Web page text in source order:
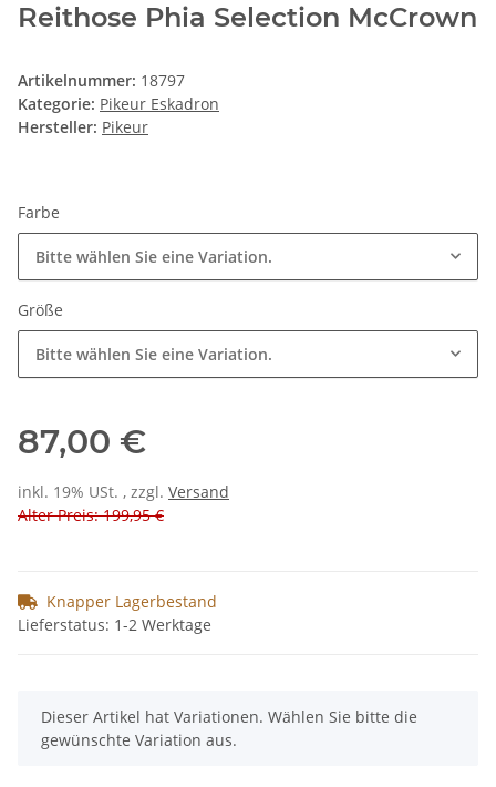
Reithose Phia Selection McCrown
Artikelnummer: 18797
Kategorie: Pikeur Eskadron
Hersteller: Pikeur
Farbe
Bitte wählen Sie eine Variation.
Größe
Bitte wählen Sie eine Variation.
87,00 €
inkl. 19% USt. , zzgl. Versand
Alter Preis: 199,95 €
Knapper Lagerbestand
Lieferstatus: 1-2 Werktage
x
Dieser Artikel hat Variationen. Wählen Sie bitte die
gewünschte Variation aus.